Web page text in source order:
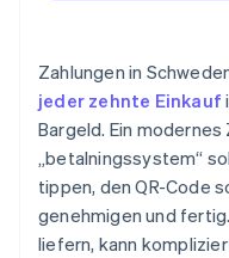
Zahlungen in
jeder zehnte Einkauf
Bargeld. Ein
„betalningssystem“
tippen, den QR-Code
genehmigen und
liefern, kann